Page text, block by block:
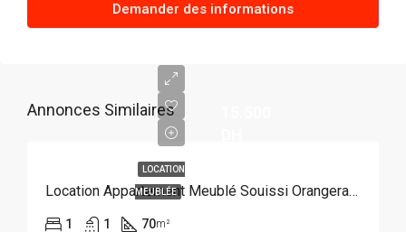
Demander des informations
Annonces Similaires
LOCATION
MEUBLÉE Location Appartement Meublé Souissi Orangeraie Rabat REF 4215
1 1 70m²